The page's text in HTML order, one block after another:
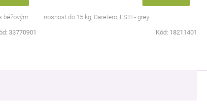
béžovým
33770901
nosnost do 15 kg, Caretero, ESTI - grey
Kód: 18211401